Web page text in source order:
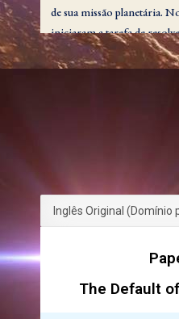
de sua missão planetária.
iniciaram a tarefa de
Mas quando se dedicaram
de eliminar os deficientes e
contrariedade, algum
75:1.2 (839.3) Sob
coordenação e
tal projeto parecia quase
The Default